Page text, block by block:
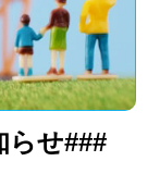
らせ###